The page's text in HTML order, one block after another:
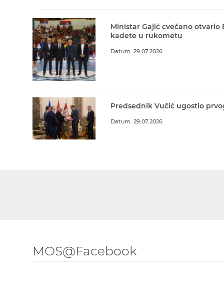
Ministar Gajić cvečano otvario
kadete u rukometu
Datum: 29.07.2026
Predsednik Vučić ugostio
Datum: 29.07.2026
MOS@Facebook